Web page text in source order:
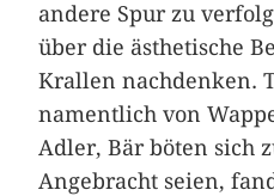
andere Spur zu
über die ästhetische
Krallen nachdenken.
namentlich von
Adler, Bär böten sich
Angebracht seien,